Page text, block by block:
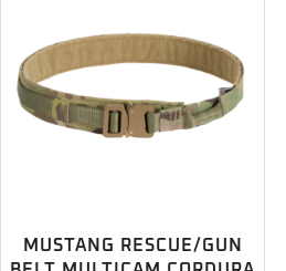
MUSTANG RESCUE/GUN